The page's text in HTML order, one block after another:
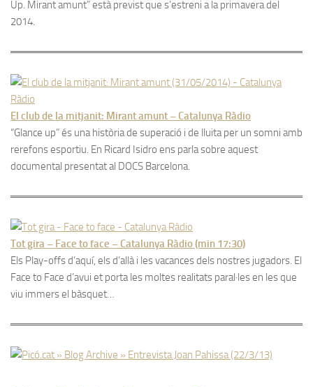
Up. Mirant amunt” està previst que s’estreni a la primavera del
2014.
El club de la mitjanit: Mirant amunt – Catalunya Ràdio
“Glance up” és una història de superació i de lluita per un somni amb
rerefons esportiu. En Ricard Isidro ens parla sobre aquest
documental presentat al DOCS Barcelona.
Tot gira – Face to face – Catalunya Ràdio (min 17:30)
Els Play-offs d’aquí, els d’allà i les vacances dels nostres jugadors. El
Face to Face d’avui et porta les moltes realitats paral·les en les que
viu immers el bàsquet…